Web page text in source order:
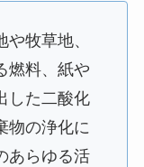
牧草地、
燃料、紙や
した二酸化
物の浄化に
あらゆる活